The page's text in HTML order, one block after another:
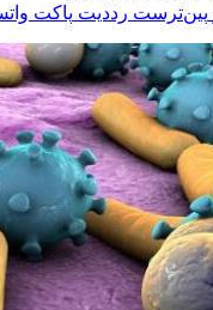
‫پین‌ترست ‫رددیت پاکت